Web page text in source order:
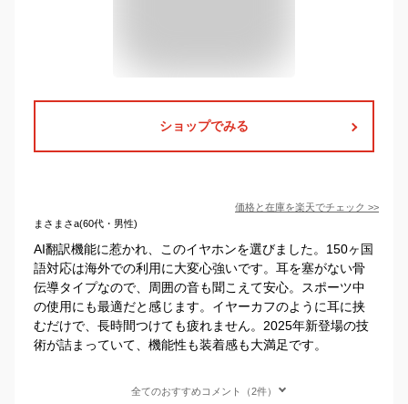
ショップでみる
価格と在庫を楽天でチェック >>
まさまさa(60代・男性)
AI翻訳機能に惹かれ、このイヤホンを選びました。150ヶ国
語対応は海外での利用に大変心強いです。耳を塞がない骨
伝導タイプなので、周囲の音も聞こえて安心。スポーツ中
の使用にも最適だと感じます。イヤーカフのように耳に挟
むだけで、長時間つけても疲れません。2025年新登場の技
術が詰まっていて、機能性も装着感も大満足です。
全てのおすすめコメント（2件）